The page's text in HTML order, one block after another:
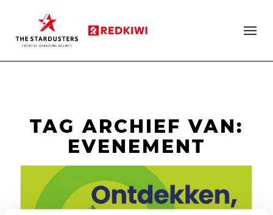
TAG ARCHIEF VAN:
EVENEMENT